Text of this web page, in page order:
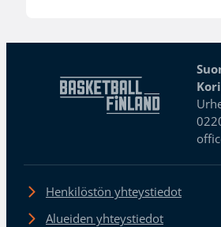
Henkilöstön yhteystiedot
Alueiden yhteystiedot